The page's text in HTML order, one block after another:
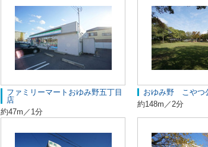
ファミリーマートおゆみ野五丁目
店
約47m／1分
おゆみ野 こやつ
約148m／2分